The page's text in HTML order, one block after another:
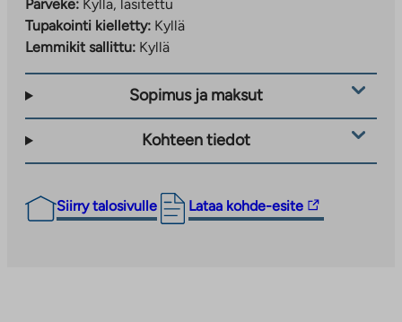
Parveke: Kyllä, lasitettu
Tupakointi kielletty: Kyllä
Lemmikit sallittu: Kyllä
Sopimus ja maksut
Kohteen tiedot
Siirry talosivulle Lataa kohde-esite
Linkki